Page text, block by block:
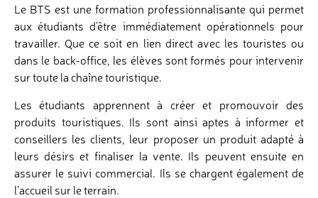
Le BTS est une formation professionnalisante qui permet
aux étudiants d’être immédiatement opérationnels pour
travailler. Que ce soit en lien direct avec les touristes ou
dans le back-office, les élèves sont formés pour intervenir
sur toute la chaîne touristique.
Les étudiants apprennent à créer et promouvoir des
produits touristiques. Ils sont ainsi aptes à informer et
conseillers les clients, leur proposer un produit adapté à
leurs désirs et finaliser la vente. Ils peuvent ensuite en
assurer le suivi commercial. Ils se chargent également de
l’accueil sur le terrain.